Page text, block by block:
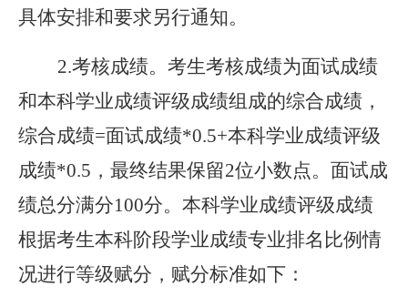
具体安排和要求另行通知。
2.考核成绩。考生考核成绩为面试成绩
和本科学业成绩评级成绩组成的综合成绩，
综合成绩=面试成绩*0.5+本科学业成绩评级
成绩*0.5，最终结果保留2位小数点。面试成
绩总分满分100分。本科学业成绩评级成绩
根据考生本科阶段学业成绩专业排名比例情
况进行等级赋分，赋分标准如下：